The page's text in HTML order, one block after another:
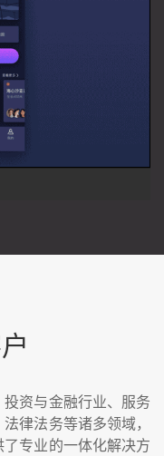
资与金融行业、服务
律法务等诸多领域，
专业的一体化解决方